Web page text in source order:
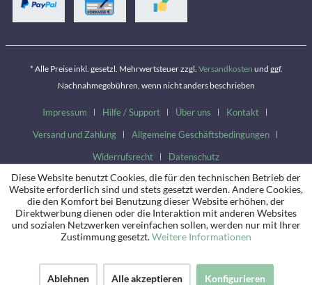
* Alle Preise inkl. gesetzl. Mehrwertsteuer zzgl. Versandkosten und ggf.
Nachnahmegebühren, wenn nicht anders beschrieben
Impressum Hilfe / Support Über uns
Kontakt
Versand und Zahlung
Allgemeine Geschäftsbedingungen
Widerrufsrecht
Datenschutz
Diese Website benutzt Cookies, die für den technischen Betrieb der
Website erforderlich sind und stets gesetzt werden. Andere Cookies,
die den Komfort bei Benutzung dieser Website erhöhen, der
Direktwerbung dienen oder die Interaktion mit anderen Websites
und sozialen Netzwerken vereinfachen sollen, werden nur mit Ihrer
Zustimmung gesetzt.Weitere Informationen
Ablehnen Alle akzeptieren Konfigurieren